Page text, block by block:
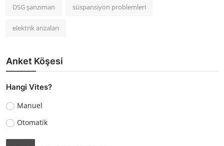
DSG şanzıman süspansiyon problemleri
elektrik arızaları
Anket Köşesi
Hangi Vites?
Manuel
Otomatik